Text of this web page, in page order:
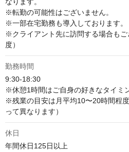
※転勤の可能性はございません。
※一部在宅勤務も導入しております。
※クライアント先に訪問する場合も
度）
勤務時間
9:30-18:30
※休憩1時間はご自身の好きなタイミ
※残業の目安は月平均10〜20時間程
って異なります）
休日
年間休日125日以上